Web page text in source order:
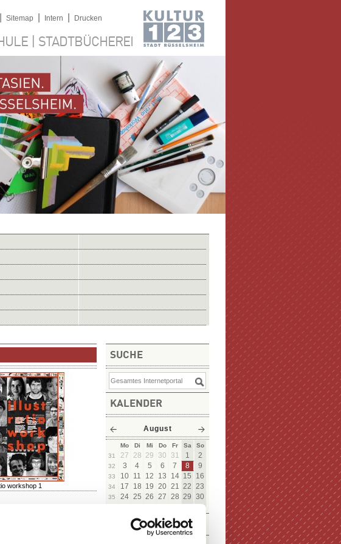
Sitemap Intern Drucken
STADTBÜCHEREI
SUCHE
KALENDER
August
Mo Di Mi Do Fr Sa
So
31
27 28 29 30 31 1 2
32 3 4 5 6 7 8 9
33 10 11 12 13 14 15 16
34 17 18 19 20 21 22 23
35 24 25 26 27 28 29 30
workshop 1